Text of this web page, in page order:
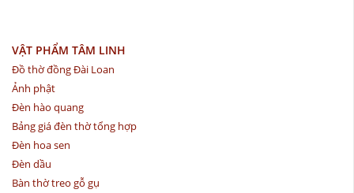
VẬT PHẨM TÂM LINH
Đồ thờ đồng Đài Loan
Ảnh phật
Đèn hào quang
Bảng giá đèn thờ tổng hợp
Đèn hoa sen
Đèn dầu
Bàn thờ treo gỗ gụ